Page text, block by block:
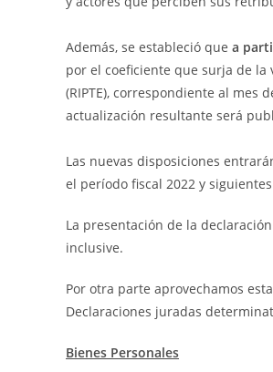
Además, se estableció que a
por el coeficiente que surja de la
(RIPTE), correspondiente al mes
actualización resultante será
Las nuevas disposiciones
el período fiscal 2022 y
La presentación de la
inclusive.
Por otra parte aprovechamos
Declaraciones juradas
Bienes Personales